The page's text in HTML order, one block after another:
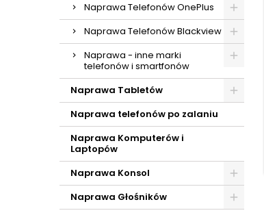
Naprawa Telefonów OnePlus
Naprawa Telefonów Blackview
Naprawa - inne marki
telefonów i smartfonów
Naprawa Tabletów
Naprawa telefonów po zalaniu
Naprawa Komputerów i
Laptopów
Naprawa Konsol
Naprawa Głośników